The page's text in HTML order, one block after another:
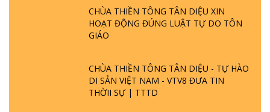
CHÙA THIỀN TÔNG TÂN DIỆU XIN
HOẠT ĐỘNG ĐÚNG LUẬT TỰ DO TÔN
GIÁO
CHÙA THIỀN TÔNG TÂN DIỆU - TỰ HÀO
DI SẢN VIỆT NAM - VTV8 ĐƯA TIN
THỜII SỰ | TTTD